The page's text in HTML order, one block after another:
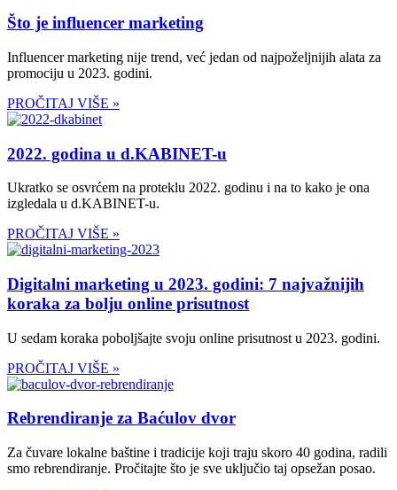
Što je influencer marketing
Influencer marketing nije trend, već jedan od najpoželjnijih alata za
promociju u 2023. godini.
PROČITAJ VIŠE »
2022. godina u d.KABINET-u
Ukratko se osvrćem na proteklu 2022. godinu i na to kako je ona
izgledala u d.KABINET-u.
PROČITAJ VIŠE »
Digitalni marketing u 2023. godini: 7 najvažnijih
koraka za bolju online prisutnost
U sedam koraka poboljšajte svoju online prisutnost u 2023. godini.
PROČITAJ VIŠE »
Rebrendiranje za Baćulov dvor
Za čuvare lokalne baštine i tradicije koji traju skoro 40 godina, radili
smo rebrendiranje. Pročitajte što je sve uključio taj opsežan posao.